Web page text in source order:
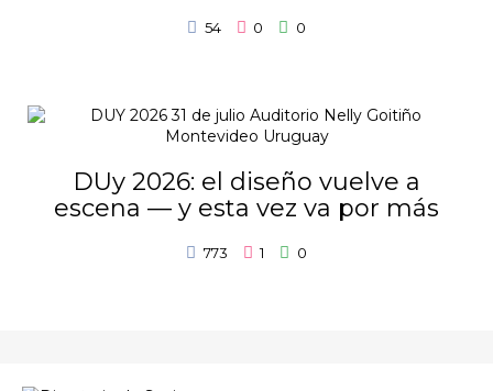
54 0 0
DUy 2026: el diseño vuelve a
escena — y esta vez va por más
773 1 0